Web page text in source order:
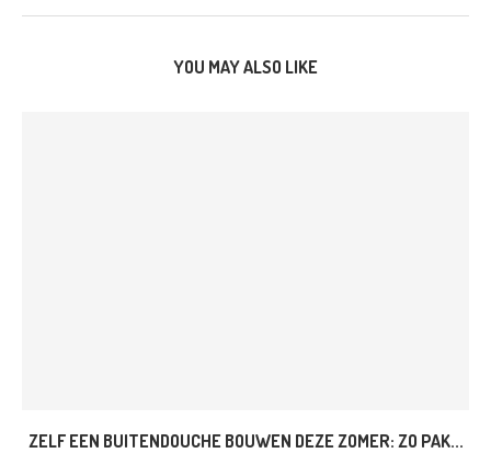
YOU MAY ALSO LIKE
ZELF EEN BUITENDOUCHE BOUWEN DEZE ZOMER: ZO PAK...